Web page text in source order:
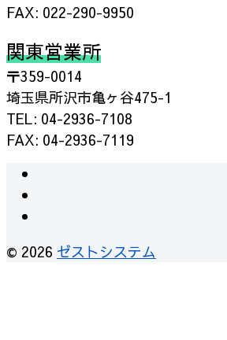
FAX: 022-290-9950
関東営業所
〒359-0014
埼玉県所沢市亀ヶ谷475-1
TEL: 04-2936-7108
FAX: 04-2936-7119
© 2026 ゼストシステム